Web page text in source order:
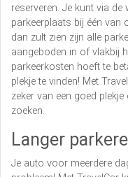
reserveren. Je kunt via
parkeerplaats bij één van
dan zult zien zijn alle
aangeboden in of vlakbij
parkeerkosten hoeft te
plekje te vinden! Met
zeker van een goed
zoeken.
Langer
Je auto voor meerdere